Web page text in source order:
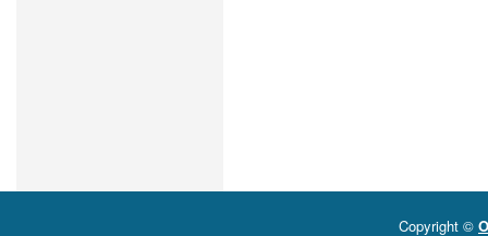
Copyright ©